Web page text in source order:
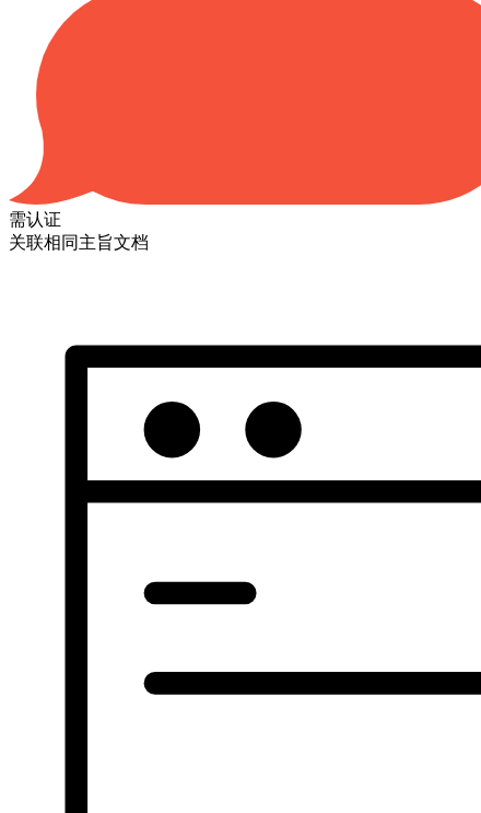
需认证
关联相同主旨文档